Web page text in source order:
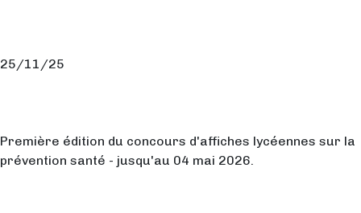
25/11/25
Première édition du concours d'affiches lycéennes sur la
prévention santé - jusqu'au 04 mai 2026.